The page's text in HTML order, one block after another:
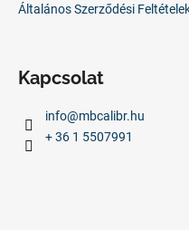
Általános Szerződési
Kapcsolat
info@mbcalibr.hu
+ 36 1 5507991